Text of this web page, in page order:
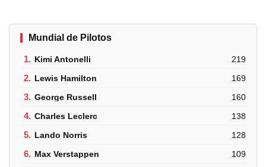
Mundial de Pilotos
1. Kimi Antonelli 219
2. Lewis Hamilton 169
3. George Russell 160
4. Charles Leclerc 138
5. Lando Norris 128
6. Max Verstappen 109